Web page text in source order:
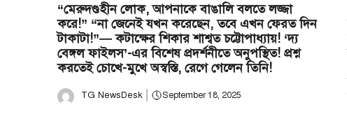
“মেরুদণ্ডহীন লোক, আপনাকে বাঙালি বলতে লজ্জা
করে!” “না জেনেই যখন করেছেন, তবে এখন ফেরত দিন
টাকাটা!”— কটাক্ষের শিকার শাশ্বত চট্টোপাধ্যায়! ‘দ্য
বেঙ্গল ফাইলস’-এর বিশেষ প্রদর্শনীতে অনুপস্থিত! প্রশ্ন
করতেই চোখে-মুখে অস্বস্তি, রেগে গেলেন তিনি!
TG NewsDesk September 18, 2025